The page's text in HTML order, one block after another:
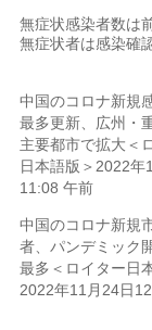
無症状感染者数は
無症状者は感染確
中国のコロナ新規
最多更新、広州・
主要都市で拡大＜
日本語版＞2022年
11:08 午前
中国のコロナ新規
者、パンデミック
最多＜ロイター日
2022年11月24日